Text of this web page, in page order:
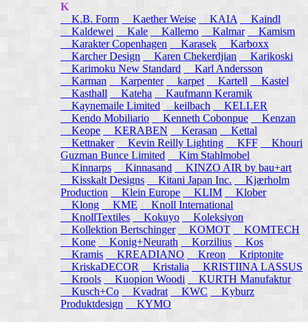
K
K.B. Form
Kaether Weise KAIA
Kaindl
Kaldewei
Kale Kallemo Kalmar
Kamism
Karakter Copenhagen
Karasek
Karboxx
Karcher Design
Karen Chekerdjian
Karikoski
Karimoku New Standard
Karl Andersson
Karman
Karpenter karpet Kartell
Kastel
Kasthall
Kateha
Kaufmann Keramik
Kaynemaile Limited keilbach
KELLER
Kendo Mobiliario
Kenneth Cobonpue
Kenzan
Keope
KERABEN Kerasan
Kettal
Kettnaker Kevin Reilly Lighting KFF
Khouri
Guzman Bunce Limited
Kim Stahlmobel
Kinnarps
Kinnasand
KINZO AIR by bau+art
Kisskalt Designs
Kitani Japan Inc.
Kjærholm
Production
Klein Europe KLIM
Klober
Klong
KME
Knoll International
KnollTextiles
Kokuyo
Koleksiyon
Kollektion Bertschinger KOMOT
KOMTECH
Kone
Konig+Neurath Korzilius
Kos
Kramis
KREADIANO Kreon
Kriptonite
KriskaDECOR
Kristalia
KRISTIINA LASSUS
Krools
Kuopion Woodi
KURTH Manufaktur
Kusch+Co
Kvadrat KWC
Kyburz
Produktdesign
KYMO